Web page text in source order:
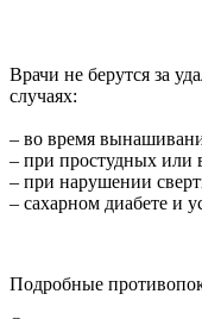
Врачи не берутся за
случаях:
– во время
– при простудных или
– при нарушении
– сахарном диабете и
Подробные